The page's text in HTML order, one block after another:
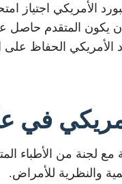
الأمريكي اجتياز
المتقدم حاصل
الأمريكي الحفاظ
في
مع لجنة من
والنظرية للأمراض.